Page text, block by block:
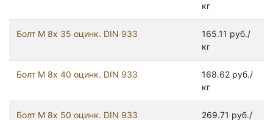
кг
Болт М 8х 35 оцинк. DIN 933
165.11 руб./
кг
Болт М 8х 40 оцинк. DIN 933
168.62 руб./
кг
Болт М 8х 50 оцинк. DIN 933
269.71 руб./